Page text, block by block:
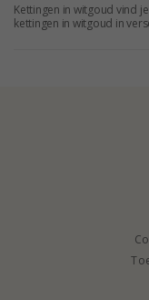
Kettingen in witgoud vind
kettingen in witgoud in